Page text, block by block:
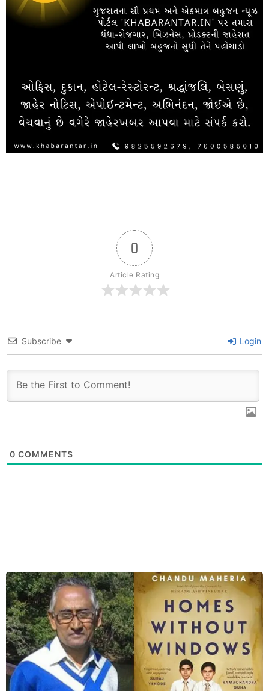
0
Article Rating
Subscribe Login
0 COMMENTS